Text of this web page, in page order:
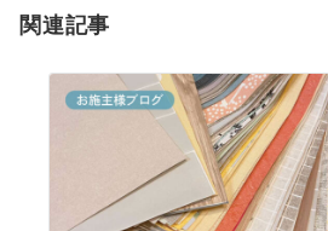
関連記事